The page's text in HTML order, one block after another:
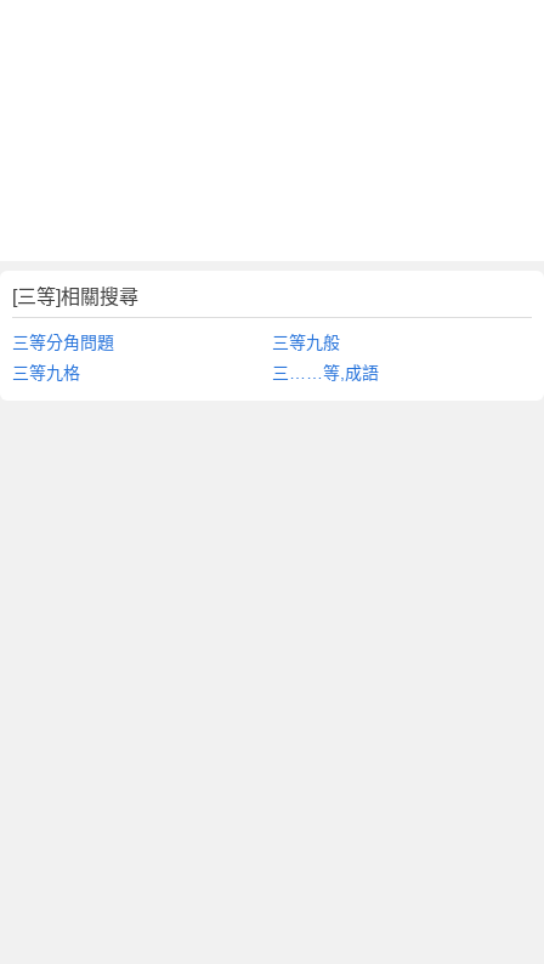
[三等]相關搜尋
三等分角問題
三等九般
三等九格
三……等,成語